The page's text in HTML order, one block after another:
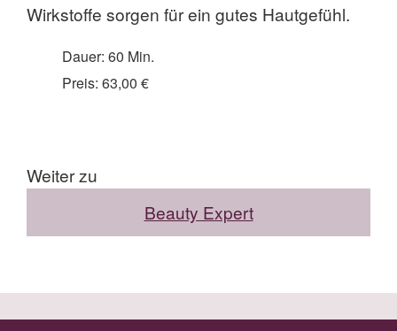
Wirkstoffe sorgen für ein gutes Hautgefühl.
Dauer: 60 Min.
Preis: 63,00 €
Weiter zu
Beauty Expert